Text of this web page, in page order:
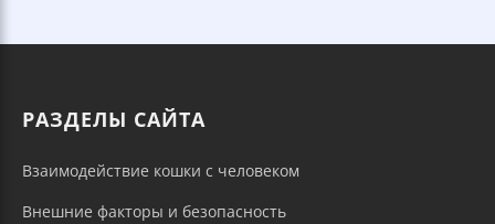
РАЗДЕЛЫ САЙТА
Взаимодействие кошки с человеком
Внешние факторы и безопасность